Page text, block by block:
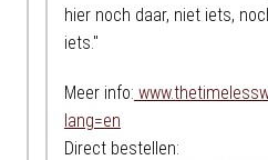
hier noch daar, niet iets,
iets."
Meer info:
lang=en
Direct bestellen: